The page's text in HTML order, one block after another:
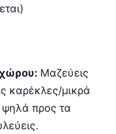
Μαζεύεις
καρέκλες/μικρά
ψηλά προς τα